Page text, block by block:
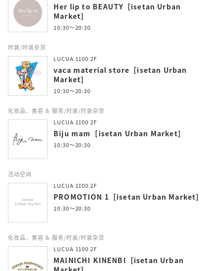
Her lip to BEAUTY［isetan Urban
Market］
10:30～20:30
时装/时装杂货
LUCUA 1100 2F
vaca material store［isetan Urban
Market］
10:30～20:30
化妆品、美容 ＆ 服务/时装/时装杂货
LUCUA 1100 2F
Biju mam［isetan Urban Market］
10:30～20:30
活动空间
LUCUA 1100 2F
PROMOTION 1［isetan Urban Market］
10:30～20:30
化妆品、美容 ＆ 服务/时装/时装杂货
LUCUA 1100 2F
MAINICHI KINENBI［isetan Urban